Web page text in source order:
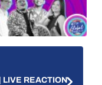
LIVE REACTION